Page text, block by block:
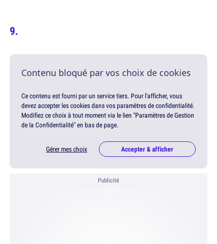
Contenu bloqué par vos choix de cookies
Ce contenu est fourni par un service tiers. Pour l'afficher, vous
devez accepter les cookies dans vos paramètres de confidentialité.
Modifiez ce choix à tout moment via le lien "Paramètres de Gestion
de la Confidentialité" en bas de page.
Gérer mes choix Accepter & afficher
Publicité